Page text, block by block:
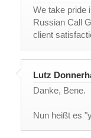
We take pride
Russian Call
client
Lutz
Danke, Bene.
Nun heißt es